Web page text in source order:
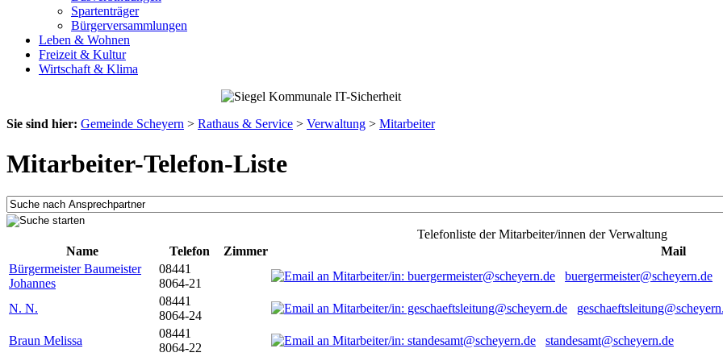
Spartenträger
Bürgerversammlungen
Leben & Wohnen
Freizeit & Kultur
Wirtschaft & Klima
Sie sind hier: Gemeinde Scheyern > Rathaus & Service > Verwaltung > Mitarbeiter
Mitarbeiter-Telefon-Liste
Telefonliste der Mitarbeiter/innen der Verwaltung
Name
Telefon Zimmer
Mail
Bürgermeister Baumeister
Johannes
08441
8064-21
buergermeister@scheyern.de
N. N.
08441
8064-24
Braun Melissa
08441
8064-22
standesamt@scheyern.de